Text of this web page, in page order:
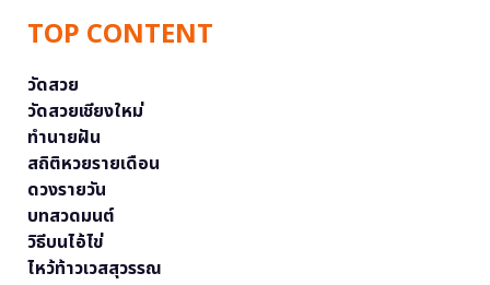
TOP CONTENT
วัดสวย
วัดสวยเชียงใหม่
ทำนายฝัน
สถิติหวยรายเดือน
ดวงรายวัน
บทสวดมนต์
วิธีบนไอ้ไข่
ไหว้ท้าวเวสสุวรรณ